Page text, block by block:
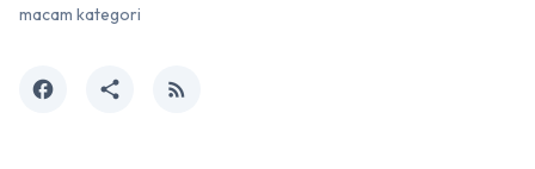
macam kategori
facebook share rss_feed